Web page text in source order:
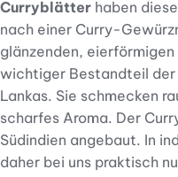
Curryblätter haben
nach einer Curry-
glänzenden,
wichtiger Bestandteil der
Lankas. Sie schmecken
scharfes Aroma. Der
Südindien angebaut. In
daher bei uns praktisch